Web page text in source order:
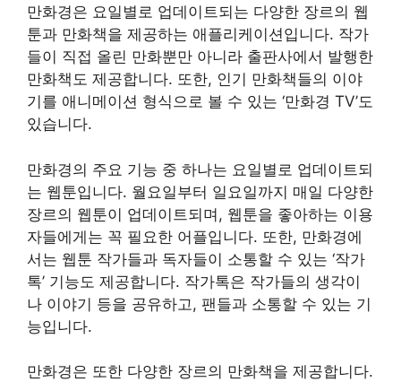
만화경은 요일별로 업데이트되는 다양한 장르의 웹
툰과 만화책을 제공하는 애플리케이션입니다. 작가
들이 직접 올린 만화뿐만 아니라 출판사에서 발행한
만화책도 제공합니다. 또한, 인기 만화책들의 이야
기를 애니메이션 형식으로 볼 수 있는 ‘만화경 TV’도
있습니다.
만화경의 주요 기능 중 하나는 요일별로 업데이트되
는 웹툰입니다. 월요일부터 일요일까지 매일 다양한
장르의 웹툰이 업데이트되며, 웹툰을 좋아하는 이용
자들에게는 꼭 필요한 어플입니다. 또한, 만화경에
서는 웹툰 작가들과 독자들이 소통할 수 있는 ‘작가
톡’ 기능도 제공합니다. 작가톡은 작가들의 생각이
나 이야기 등을 공유하고, 팬들과 소통할 수 있는 기
능입니다.
만화경은 또한 다양한 장르의 만화책을 제공합니다.